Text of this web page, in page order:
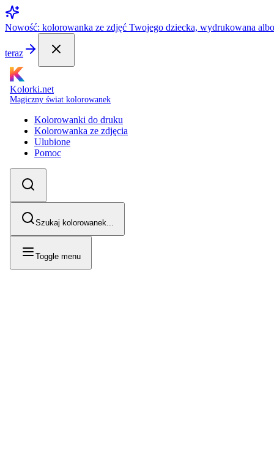
Nowość: kolorowanka ze zdjęć Twojego dziecka, wydrukowana
teraz
Kolorki.net
Magiczny świat kolorowanek
Kolorowanki do druku
Kolorowanka ze zdjęcia
Ulubione
Pomoc
Szukaj kolorowanek...
Toggle menu